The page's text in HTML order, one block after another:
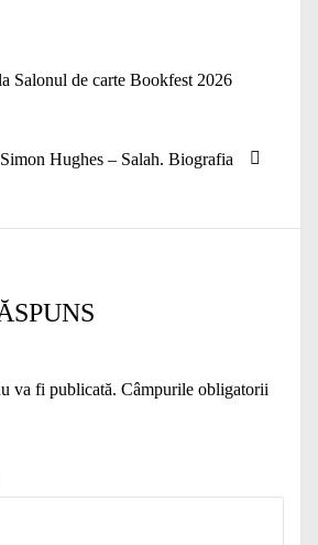
Salonul de carte Bookfest 2026
Hughes – Salah. Biografia
va fi publicată. Câmpurile obligatorii